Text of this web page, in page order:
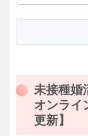
未接種婚
オンライ
更新】